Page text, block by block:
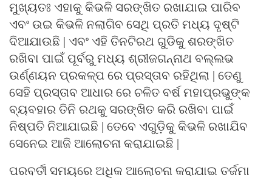
ମୁଖ୍ୟତଃ ଏହାକୁ କିଭଳି ସରଙ୍ଖିତ ରଖାଯାଇ ପାରିବ
ଏବଂ ଉଇ କିଭଳି ନଲାଗିବ ସେଥି ପ୍ରତି ମଧ୍ୟ ଦୃଷ୍ଟି
ଦିଆଯାଉଛି | ଏବଂ ଏହି ତିନଟିରଥ ଗୁଡିକୁ ଶରଙ୍ଖିତ
ରଖିବା ପାଇଁ ପୂର୍ବରୁ ମଧ୍ୟ ଶ୍ରୀଜଗନ୍ନାଥ ବଲ୍ଲଭ
ଉର୍ଣ୍ଣୟନ ପ୍ରକଳ୍ପ ରେ ପ୍ରସ୍ତାବ ରହିଥିଲା | ତେଣୁ
ସେହି ପ୍ରସ୍ତାବ ଆଧାର ରେ ଚଳିତ ବର୍ଷ ମହାପ୍ରଭୁଙ୍କ
ବ୍ୟବହାର ତିନି ରଥକୁ ସରଙ୍ଖିତ କରି ରଖିବା ପାଇଁ
ନିଷ୍ପତି ନିଆଯାଇଛି | ତେବେ ଏଗୁଡ଼ିକୁ କିଭଳି ରଖାଯିବ
ସେନେଇ ଆଜି ଆଲୋଚନା କରାଯାଇଛି |
ପରବର୍ତୀ ସମୟରେ ଅଧିକ ଆଲୋଚନା କରାଯାଇ ତର୍ଜମା